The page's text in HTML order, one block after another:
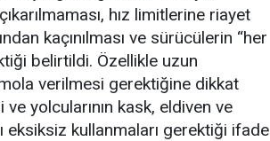
hız limitlerine riayet
kaçınılması ve sürücülerin “her
belirtildi. Özellikle uzun
verilmesi gerektiğine dikkat
yolcularının kask, eldiven ve
kullanmaları gerektiği ifade